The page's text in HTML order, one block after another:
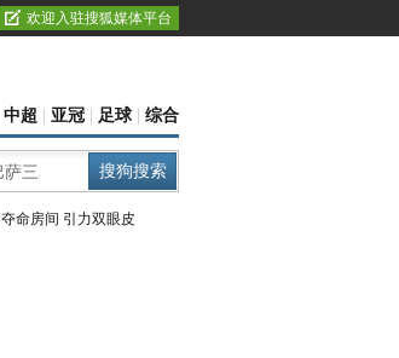
欢迎入驻搜狐媒体平台
中超 亚冠 足球 综合
夺命房间 引力双眼皮